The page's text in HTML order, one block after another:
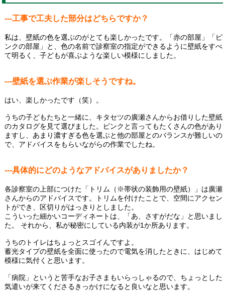
---工事で工夫した部分はどちらですか？
私は、壁紙の色を選ぶのがとても楽しかったです。「赤の部屋」「ピ
ンクの部屋」と、色の名前で診察室の指定ができるように壁紙をすべ
て明るく、子どもが喜ぶような楽しい模様にしました。
---壁紙を選ぶ作業が楽しそうですね。
はい、楽しかったです（笑）。
うちの子どもたちと一緒に、キタセツの廣瀬さんからお借りした壁紙
のカタログを見て選びました。ピンクと言ってもたくさんの色があり
ますし、あまり濃すぎる色を選ぶと他の部屋とのバランスが難しいの
で、アドバイスをもらいながらの作業でしたね。
---具体的にどのようなアドバイスがありましたか？
各診察室の上部につけた「トリム（※帯状の装飾用の壁紙）」は廣瀬
さんからのアドバイスです。トリムを付けたことで、空間にアクセン
トができ、区切りがはっきりとしました。
こういった細かいコーディネートは、「あ、さすがだな」と思いまし
た。 それから、私が秘密にしている内装が1か所あります。
うちのトイレはちょっとスゴイんですよ。
蓄光タイプの壁紙を全面に使ったので電気を消したときに、はじめて
模様に気付くと思います。
「病院」というと苦手なお子さまもいらっしゃるので、ちょっとした
気遣いが来てくださるきっかけになると良いなと思います。